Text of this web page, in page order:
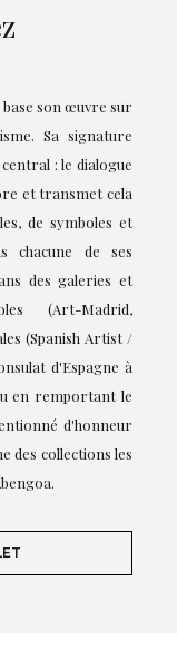
base son œuvre sur
Sa signature
: le dialogue
et transmet cela
de symboles et
chacune de ses
des galeries et
(Art-Madrid,
(Spanish Artist /
d'Espagne à
en remportant le
d'honneur
des collections les